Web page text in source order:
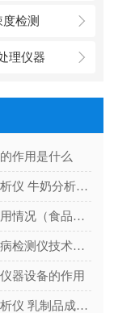
检测
理仪器
作用是什么
恒美智造乳品分析仪 牛奶分析检测仪产品知识图谱全解析
食品快检设备使用情况（食品快检设备市场）
恒美智造动物疫病检测仪技术白皮书：宠物疫病检测仪核心技术与检测原理详解
器设备的作用
恒美智造牛奶分析仪 乳制品成分检测仪器售后保障体系全解析